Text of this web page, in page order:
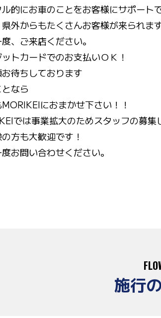
ル的にお車のことをお客様にサポート
外からもたくさんお客様が来られます
、ご来店ください。
トカードでのお支払いＯＫ！
待ちしております
なら
MORIKEIにおまかせ下さい！！
では事業拡大のためスタッフの募集
方も大歓迎です！
お問い合わせください。
施行